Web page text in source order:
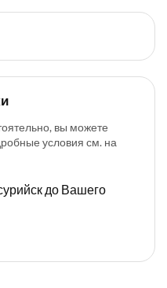
вы можете
условия см. на
до Вашего